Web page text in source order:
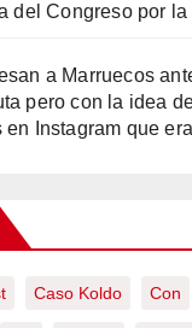
del Congreso por la
a Marruecos
pero con la idea
en Instagram que
Caso Koldo Con